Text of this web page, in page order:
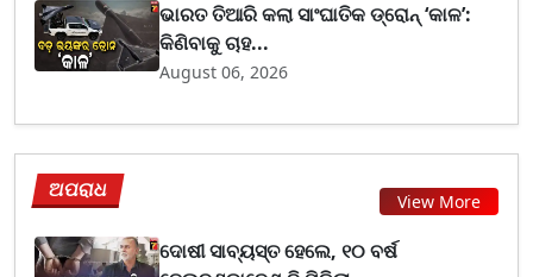
ଭାରତ ତିଆରି କଲା ସାଂଘାତିକ ଡ୍ରୋନ୍ ‘କାଳ’:
କିଣିବାକୁ ଚାହ...
August 06, 2026
ଅପରାଧ View More
ଦୋଷୀ ସାବ୍ୟସ୍ତ ହେଲେ, ୧୦ ବର୍ଷ